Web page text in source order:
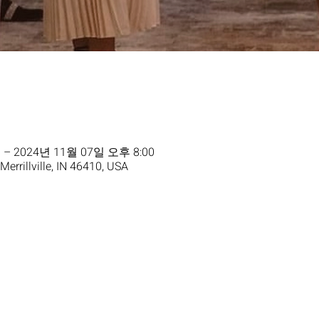
2024년 11월 07일 오후 8:00
IN 46410, USA